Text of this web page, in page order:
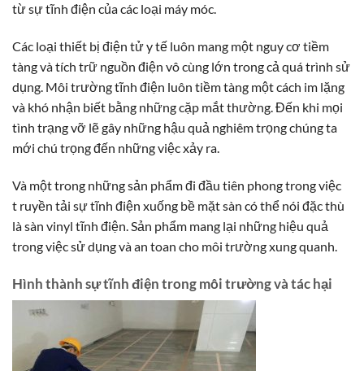
từ sự tĩnh điện của các loại máy móc.
Các loại thiết bị điện tử y tế luôn mang một nguy cơ tiềm
tàng và tích trữ nguồn điện vô cùng lớn trong cả quá trình sử
dụng. Môi trường tĩnh điện luôn tiềm tàng một cách im lặng
và khó nhận biết bằng những cặp mắt thường. Đến khi mọi
tình trạng vỡ lẽ gây những hậu quả nghiêm trọng chúng ta
mới chú trọng đến những việc xảy ra.
Và một trong những sản phẩm đi đầu tiên phong trong việc
t ruyền tải sự tĩnh điện xuống bề mặt sàn có thể nói đặc thù
là sàn vinyl tĩnh điện. Sản phẩm mang lại những hiệu quả
trong việc sử dụng và an toan cho môi trường xung quanh.
Hình thành sự tĩnh điện trong môi trường và tác hại